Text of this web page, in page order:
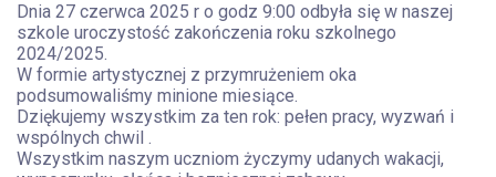
Dnia 27 czerwca 2025 r o godz 9:00 odbyła się w naszej
szkole uroczystość zakończenia roku szkolnego
2024/2025.
W formie artystycznej z przymrużeniem oka
podsumowaliśmy minione miesiące.
Dziękujemy wszystkim za ten rok: pełen pracy, wyzwań i
wspólnych chwil .
Wszystkim naszym uczniom życzymy udanych wakacji,